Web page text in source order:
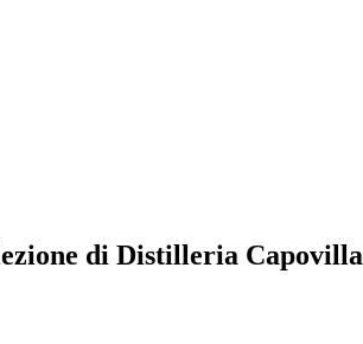
di Distilleria Capovilla